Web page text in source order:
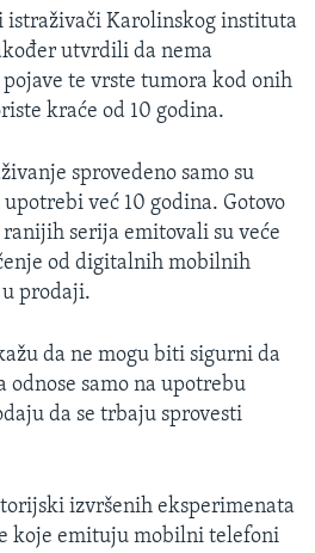
istraživači Karolinskog instituta
utvrdili da nema
pojave te vrste tumora kod onih
kraće od 10 godina.
sprovedeno samo su
već 10 godina. Gotovo
serija emitovali su veće
od digitalnih mobilnih
prodaji.
da ne mogu biti sigurni da
samo na upotrebu
da se trbaju sprovesti
izvršenih eksperimenata
koje emituju mobilni telefoni